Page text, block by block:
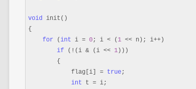
void init()
{
for ( int i = 0; i < ( 1 << n); i++ )
if (!(i & (i << 1 )))
        {
            flag[i]
= true;
int t = i;